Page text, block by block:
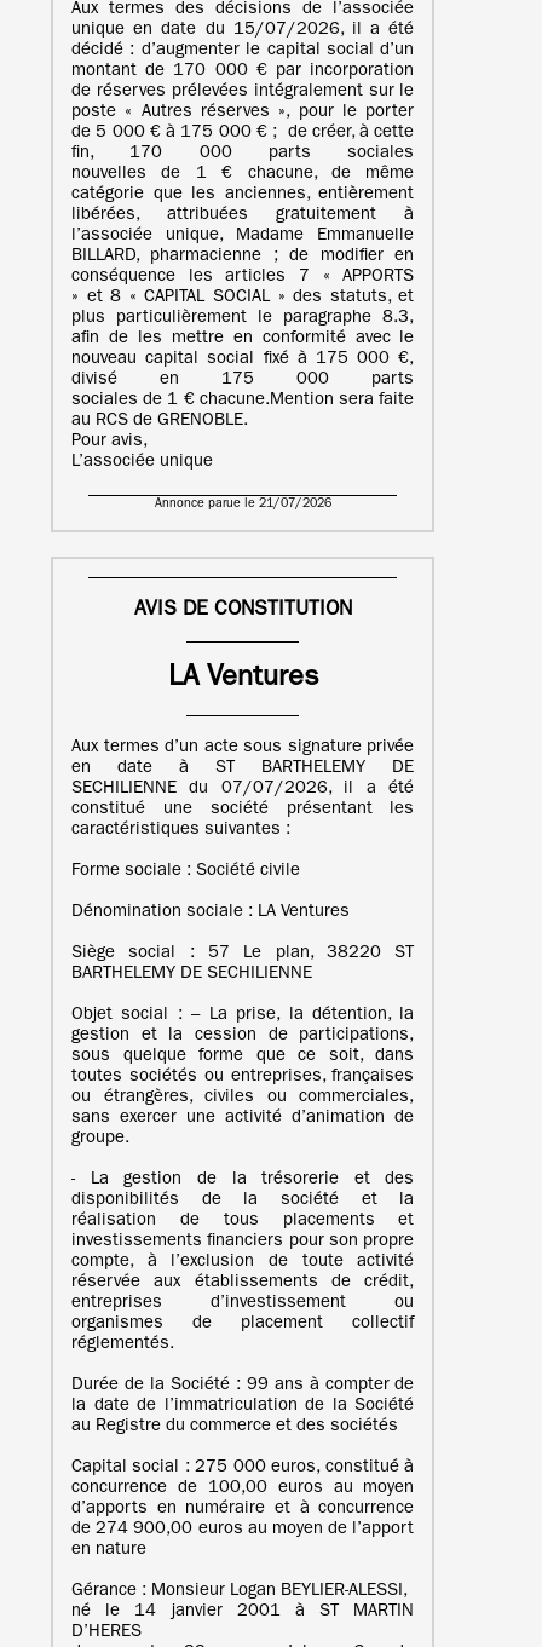
Aux termes des décisions de l’associée
unique en date du 15/07/2026, il a été
décidé : d’augmenter le capital social d’un
montant de 170 000 € par incorporation
de réserves prélevées intégralement sur le
poste « Autres réserves », pour le porter
de 5 000 € à 175 000 € ; de créer, à cette
fin, 170 000 parts sociales
nouvelles de 1 € chacune, de même
catégorie que les anciennes, entièrement
libérées, attribuées gratuitement à
l’associée unique, Madame Emmanuelle
BILLARD, pharmacienne ; de modifier en
conséquence les articles 7 « APPORTS
» et 8 « CAPITAL SOCIAL » des statuts, et
plus particulièrement le paragraphe 8.3,
afin de les mettre en conformité avec le
nouveau capital social fixé à 175 000 €,
divisé en 175 000 parts
sociales de 1 € chacune.Mention sera faite
au RCS de GRENOBLE.
Pour avis,
L’associée unique
Annonce parue le 21/07/2026
AVIS DE CONSTITUTION
LA Ventures
Aux termes d’un acte sous signature privée
en date à ST BARTHELEMY DE
SECHILIENNE du 07/07/2026, il a été
constitué une société présentant les
caractéristiques suivantes :
Forme sociale : Société civile
Dénomination sociale : LA Ventures
Siège social : 57 Le plan, 38220 ST
BARTHELEMY DE SECHILIENNE
Objet social : – La prise, la détention, la
gestion et la cession de participations,
sous quelque forme que ce soit, dans
toutes sociétés ou entreprises, françaises
ou étrangères, civiles ou commerciales,
sans exercer une activité d’animation de
groupe.
- La gestion de la trésorerie et des
disponibilités de la société et la
réalisation de tous placements et
investissements financiers pour son propre
compte, à l’exclusion de toute activité
réservée aux établissements de crédit,
entreprises d’investissement ou
organismes de placement collectif
réglementés.
Durée de la Société : 99 ans à compter de
la date de l’immatriculation de la Société
au Registre du commerce et des sociétés
Capital social : 275 000 euros, constitué à
concurrence de 100,00 euros au moyen
d’apports en numéraire et à concurrence
de 274 900,00 euros au moyen de l’apport
en nature
Gérance : Monsieur Logan BEYLIER-ALESSI,
né le 14 janvier 2001 à ST MARTIN
D’HERES